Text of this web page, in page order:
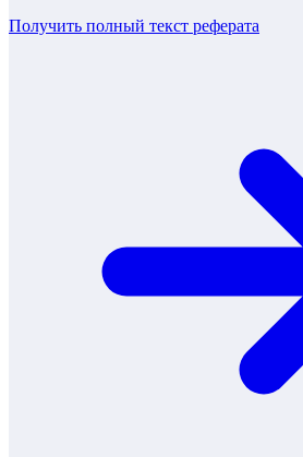
Получить полный текст реферата